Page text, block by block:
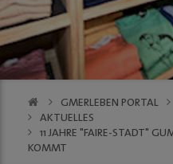
eBay
Stadt /
GMERLEBEN PORTAL
AKTUELLES
11 JAHRE "FAIRE-STADT"
KOMMT